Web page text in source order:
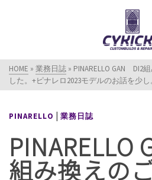
HOME » 業務日誌 » PINARELLO GAN DI2
した。+ピナレロ2023モデルのお話を少し
PINARELLO | 業務日誌
組み換えの